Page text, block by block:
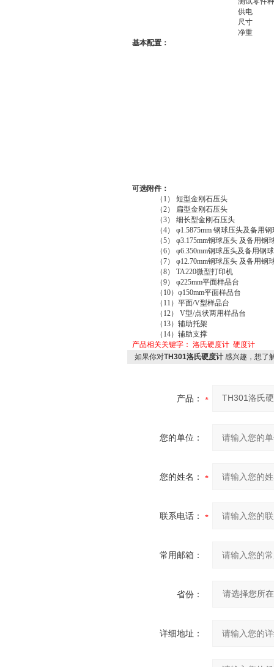
供电
尺寸
净重
基本配置：
可选附件：
（1） 短型金刚石压头
（2） 扁型金刚石压头
（3） 细长型金刚石压头
（4） φ1.5875mm 钢球压头及备用
（5） φ3.175mm钢球压头 及备用
（6） φ6.350mm钢球压头及备用
（7） φ12.70mm钢球压头 及备用
（8） TA220微型打印机
（9） φ225mm平面样品台
（10）φ150mm平面样品台
（11）平面/V型样品台
（12） V型/点状两用样品台
（13）辅助托架
（14）辅助支撑
产品相关关键字： 洛氏硬度计 硬度计
如果你对TH301洛氏硬度计 感兴趣，想了
产品：
您的单位：
您的姓名：
联系电话：
常用邮箱：
省份：
详细地址：